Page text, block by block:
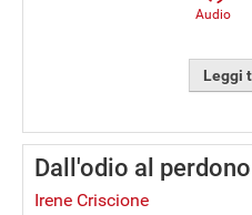
Audio
Leggi
Dall'odio al perdono
Irene Criscione